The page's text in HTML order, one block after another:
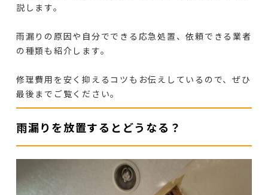
説します。
雨漏りの原因や自分でできる応急処置、依頼できる業者
の種類も紹介します。
修理費用を安く抑えるコツもお伝えしているので、ぜひ
最後までご覧ください。
雨漏りを放置するとどうなる？